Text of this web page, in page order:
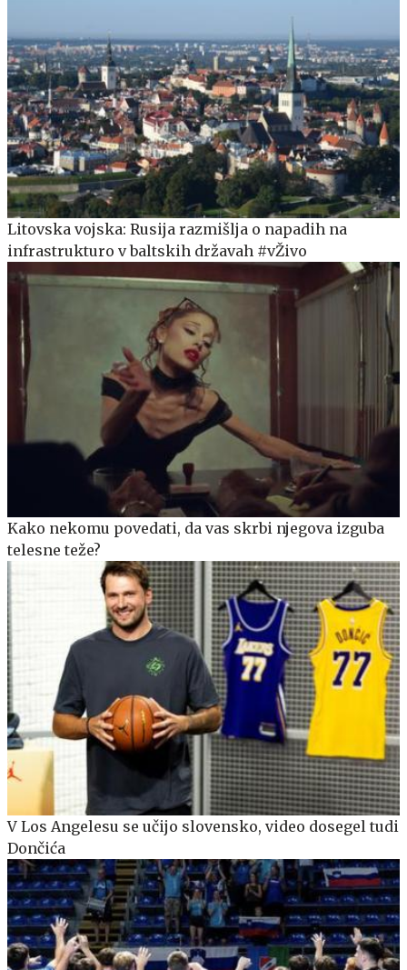
Litovska vojska: Rusija razmišlja o napadih na
infrastrukturo v baltskih državah #vŽivo
Kako nekomu povedati, da vas skrbi njegova izguba
telesne teže?
V Los Angelesu se učijo slovensko, video dosegel tudi
Dončića